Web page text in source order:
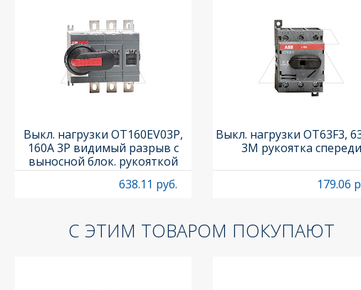
Выкл. нагрузки OT160EV03P,
160A 3P видимый разрыв с
выносной блок. рукояткой
OHB65J6 и осью OXP6X210
638.11 руб.
Выкл. нагрузки OT63F3,
3M рукоятка спереди
179.06
С ЭТИМ ТОВАРОМ ПОКУПАЮТ